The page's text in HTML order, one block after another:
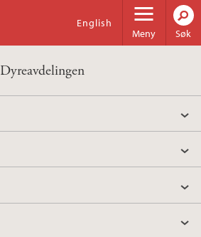
Meny
English
Søk
Dyreavdelingen